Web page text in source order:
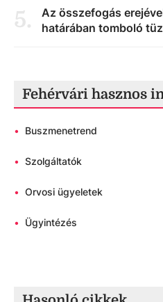
5.
Az összefogás
határában tomboló
Fehérvári hasznos
• Buszmenetrend
• Szolgáltatók
• Orvosi ügyeletek
• Ügyintézés